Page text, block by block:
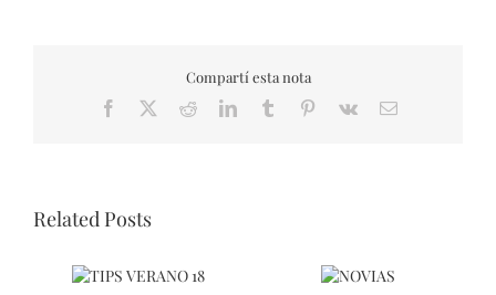
Compartí esta nota
Facebook RedditLinkedInTumblr Pinterest
Vk Email
Related Posts